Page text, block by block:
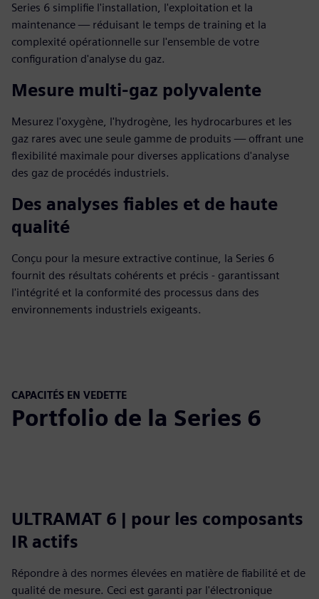
Series 6 simplifie l'installation, l'exploitation et la
maintenance — réduisant le temps de training et la
complexité opérationnelle sur l'ensemble de votre
configuration d'analyse du gaz.
Mesure multi-gaz polyvalente
Mesurez l'oxygène, l'hydrogène, les hydrocarbures et les
gaz rares avec une seule gamme de produits — offrant une
flexibilité maximale pour diverses applications d'analyse
des gaz de procédés industriels.
Des analyses fiables et de haute
qualité
Conçu pour la mesure extractive continue, la Series 6
fournit des résultats cohérents et précis - garantissant
l'intégrité et la conformité des processus dans des
environnements industriels exigeants.
CAPACITÉS EN VEDETTE
Portfolio de la Series 6
ULTRAMAT 6 | pour les composants
IR actifs
Répondre à des normes élevées en matière de fiabilité et de
qualité de mesure. Ceci est garanti par l'électronique